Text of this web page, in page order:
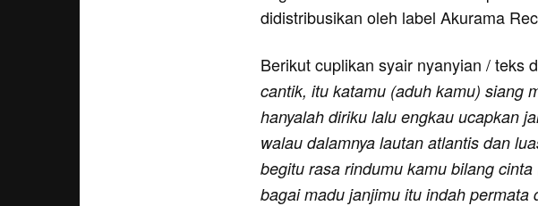
didistribusikan oleh label Akurama
Berikut cuplikan syair nyanyian / teks
cantik, itu katamu (aduh kamu) siang
hanyalah diriku lalu engkau ucapkan
walau dalamnya lautan atlantis dan
begitu rasa rindumu kamu bilang
bagai madu janjimu itu indah permata